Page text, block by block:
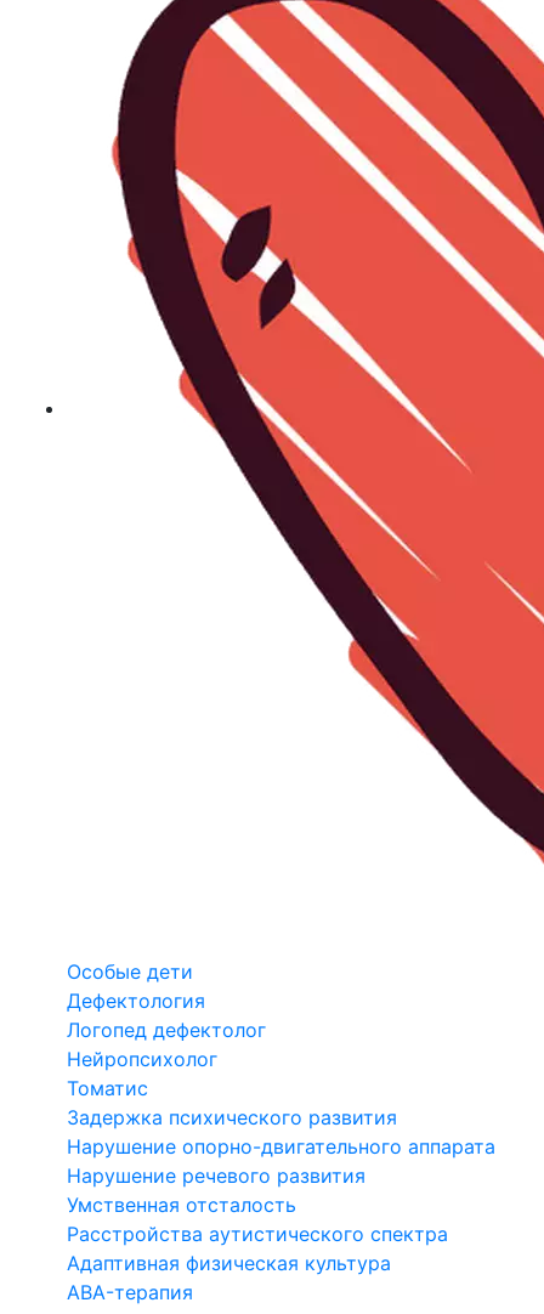
Особые дети
Дефектология
Логопед дефектолог
Нейропсихолог
Томатис
Задержка психического развития
Нарушение опорно-двигательного аппарата
Нарушение речевого развития
Умственная отсталость
Расстройства аутистического спектра
Адаптивная физическая культура
ABA-терапия